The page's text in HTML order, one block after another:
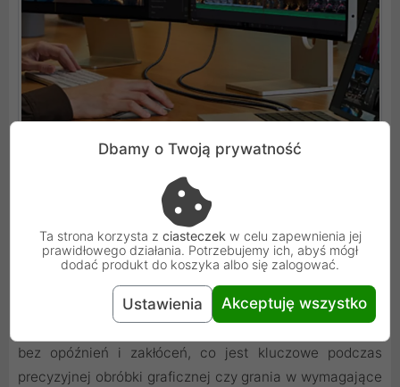
Kinowa jakość obrazu na Twoim biurku
Możliwość przesyłania sygnału wideo w rozdzielczości
8K przy odświeżaniu 60 Hz to funkcja, która zadowoli
pasjonatów rozrywki na najwyższym poziomie. Kabel
bez opóźnień i zakłóceń, co jest kluczowe podczas
precyzyjnej obróbki graficznej czy grania w wymagające
Dbamy o Twoją prywatność
Ta strona korzysta z ciasteczek w celu zapewnienia jej
prawidłowego działania. Potrzebujemy ich, abyś mógł
dodać produkt do koszyka albo się zalogować.
Ustawienia Akceptuję wszystko